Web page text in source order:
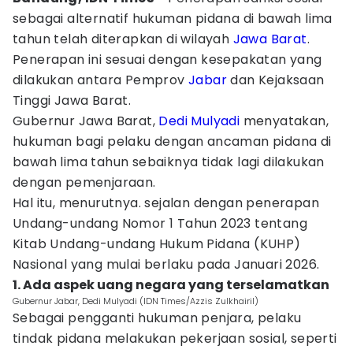
sebagai alternatif hukuman pidana di bawah lima
tahun telah diterapkan di wilayah Jawa Barat.
Penerapan ini sesuai dengan kesepakatan yang
dilakukan antara Pemprov Jabardan Kejaksaan
Tinggi Jawa Barat.
Gubernur Jawa Barat, Dedi Mulyadi menyatakan,
hukuman bagi pelaku dengan ancaman pidana di
bawah lima tahun sebaiknya tidak lagi dilakukan
dengan pemenjaraan.
Hal itu, menurutnya. sejalan dengan penerapan
Undang-undang Nomor 1 Tahun 2023 tentang
Kitab Undang-undang Hukum Pidana (KUHP)
Nasional yang mulai berlaku pada Januari 2026.
1. Ada aspek uang negara yang terselamatkan
Gubernur Jabar, Dedi Mulyadi (IDN Times/Azzis Zulkhairil)
Sebagai pengganti hukuman penjara, pelaku
tindak pidana melakukan pekerjaan sosial, seperti